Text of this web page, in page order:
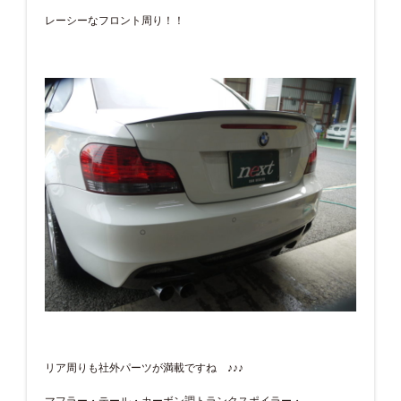
レーシーなフロント周り！！
リア周りも社外パーツが満載ですね ♪♪♪